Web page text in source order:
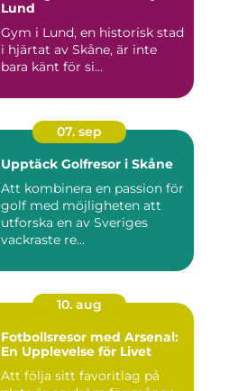
Lund
Gym i Lund, en historisk stad
i hjärtat av Skåne, är inte
bara känt för si...
07. sep
Upptäck Golfresor i Skåne
Att kombinera en passion för
golf med möjligheten att
utforska en av Sveriges
vackraste re...
10. aug
Fotbollsresor med Arsenal:
En Upplevelse för Livet
Att följa sitt favoritlag på